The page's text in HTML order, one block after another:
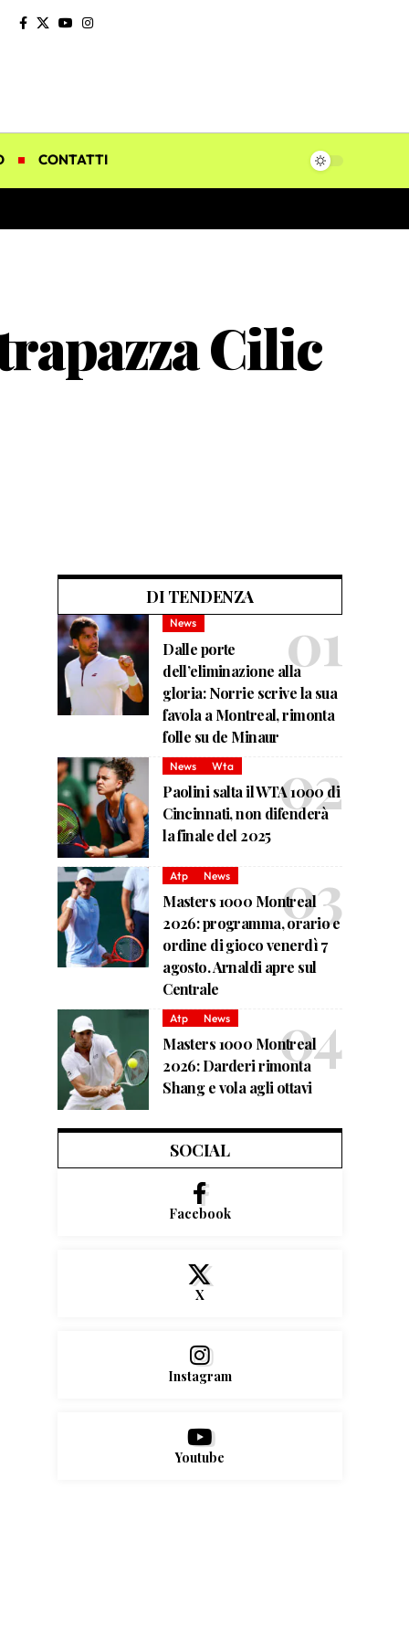
CONTATTI
Cilic
DI TENDENZA
News
Dalle porte
dell’eliminazione alla
gloria: Norrie scrive la sua
favola a Montreal, rimonta
folle su de Minaur
News Wta
Paolini salta il WTA 1000 di
Cincinnati, non difenderà
la finale del 2025
Atp News
Masters 1000 Montreal
2026: programma, orario e
ordine di gioco venerdì 7
agosto. Arnaldi apre sul
Centrale
Atp News
Masters 1000 Montreal
2026: Darderi rimonta
Shang e vola agli ottavi
SOCIAL
Facebook
X
Instagram
Youtube